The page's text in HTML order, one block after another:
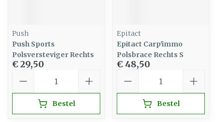
Push
Push Sports
Polsversteviger Rechts
€ 29,50
Bestel
Epitact
Epitact Carp'immo
Polsbrace Rechts S
€ 48,50
Bestel